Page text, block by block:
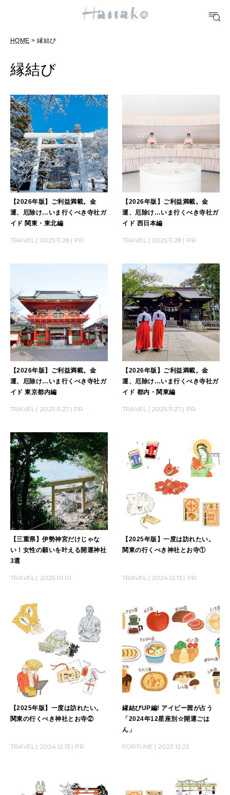
#シュークリーム #パン #カフェ
FOOD
おいしい
TRAVEL
どこ行く？
FORTUNE
明日のわたし
女神まり愛のタロットメッセージ
算命学がわかる今月のあなた
LEARN
知る、考える
MAMA
ママもいろいろ
わたしができること
CULTURE
自分を耕す
WORK&MONEY
いい人生って？
2026年8月号『お茶の時間です。』
2026年7月号「鎌倉 ローカルが 教えてくれた 本当の歩き方。」
2026年6月号「大銀座 トレンドが生まれる 新しい一流店へ。」
2026年5月号「“大好き”に出会いに。韓国」
2026年4月号「未来をつくる、学びの教科書。」
2026年1月号「猫がいれば、幸せ」
MAGAZINE MOOK
FOLLOW US!
HOME > 縁結び
縁結び
【2026年版】ご利益満載。金
運、厄除け…いま行くべき寺社ガ
イド 関東・東北編
TRAVEL 2025.11.28 PR
【2026年版】ご利益満載。金
運、厄除け…いま行くべき寺社ガ
イド 西日本編
TRAVEL 2025.11.28 PR
【2026年版】ご利益満載。金
運、厄除け…いま行くべき寺社ガ
イド 東京都内編
TRAVEL 2025.11.27 PR
【2026年版】ご利益満載。金
運、厄除け…いま行くべき寺社ガ
イド 都内・関東編
TRAVEL 2025.11.27 PR
【三重県】伊勢神宮だけじゃな
い！女性の願いを叶える開運神社
3選
TRAVEL 2025.01.01
【2025年版】一度は訪れたい。
関東の行くべき神社とお寺①
TRAVEL 2024.12.13 PR
【2025年版】一度は訪れたい。
関東の行くべき神社とお寺②
TRAVEL 2024.12.13 PR
縁結びUP編! アイビー茜が占う
「2024年12星座別☆開運ごは
ん」
FORTUNE 2023.12.22